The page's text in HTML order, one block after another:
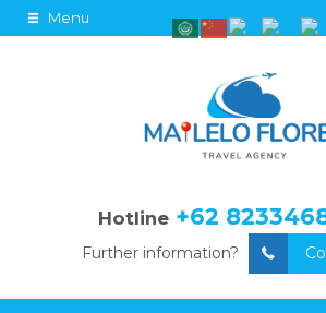
Menu
Hotline +62
Further information?